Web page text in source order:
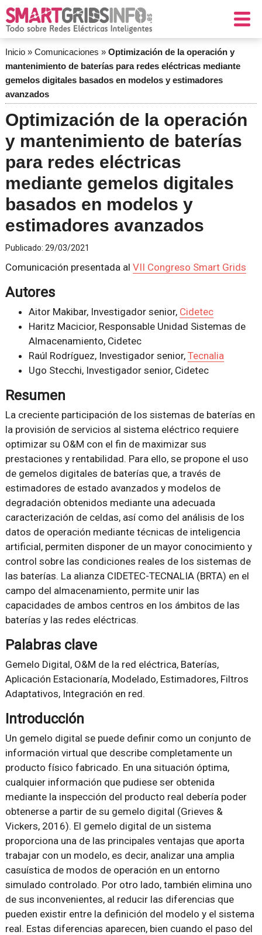
Inicio» Comunicaciones » Optimización de la operación y
mantenimiento de baterías para redes eléctricas mediante
gemelos digitales basados en modelos y estimadores
avanzados
Optimización de la operación
y mantenimiento de baterías
para redes eléctricas
mediante gemelos digitales
basados en modelos y
estimadores avanzados
Publicado: 29/03/2021
Comunicación presentada al VII Congreso Smart Grids
Autores
Aitor Makibar, Investigador senior, Cidetec
Haritz Macicior, Responsable Unidad Sistemas de
Almacenamiento, Cidetec
Raúl Rodríguez, Investigador senior, Tecnalia
Ugo Stecchi, Investigador senior, Cidetec
Resumen
La creciente participación de los sistemas de baterías en
la provisión de servicios al sistema eléctrico requiere
optimizar su O&M con el fin de maximizar sus
prestaciones y rentabilidad. Para ello, se propone el uso
de gemelos digitales de baterías que, a través de
estimadores de estado avanzados y modelos de
degradación obtenidos mediante una adecuada
caracterización de celdas, así como del análisis de los
datos de operación mediante técnicas de inteligencia
artificial, permiten disponer de un mayor conocimiento y
control sobre las condiciones reales de los sistemas de
las baterías. La alianza CIDETEC-TECNALIA (BRTA) en el
campo del almacenamiento, permite unir las
capacidades de ambos centros en los ámbitos de las
baterías y las redes eléctricas.
Palabras clave
Gemelo Digital, O&M de la red eléctrica, Baterías,
Aplicación Estacionaría, Modelado, Estimadores, Filtros
Adaptativos, Integración en red.
Introducción
Un gemelo digital se puede definir como un conjunto de
información virtual que describe completamente un
producto físico fabricado. En una situación óptima,
cualquier información que pudiese ser obtenida
mediante la inspección del producto real debería poder
obtenerse a partir de su gemelo digital (Grieves &
Vickers, 2016). El gemelo digital de un sistema
proporciona una de las principales ventajas que aporta
trabajar con un modelo, es decir, analizar una amplia
casuística de modos de operación en un entorno
simulado controlado. Por otro lado, también elimina uno
de sus inconvenientes, al reducir las diferencias que
pueden existir entre la definición del modelo y el sistema
real. Estas diferencias aparecen, bien cuando el paso del